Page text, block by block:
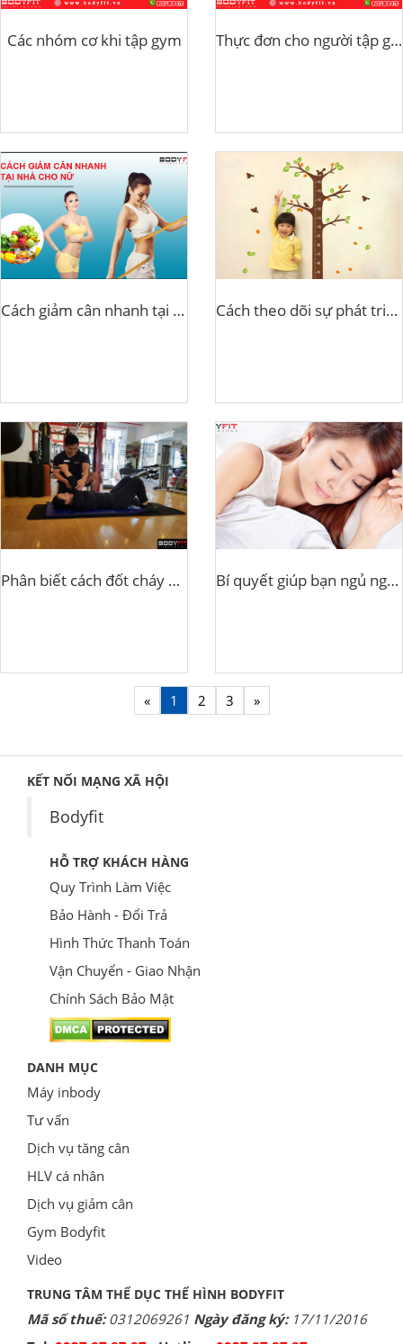
Các nhóm cơ khi tập gym Thực đơn cho người tập gym tăng cân
Cách giảm cân nhanh tại nhà cho nữ Cách theo dõi sự phát triển của bé
Phân biết cách đốt cháy mỡ thừa Bí quyết giúp bạn ngủ ngon
« 1 2 3 »
KẾT NỐI MẠNG XÃ HỘI
Bodyfit
HỖ TRỢ KHÁCH HÀNG
Quy Trình Làm Việc
Bảo Hành - Đổi Trả
Hình Thức Thanh Toán
Vận Chuyển - Giao Nhận
Chính Sách Bảo Mật
DANH MỤC
Máy inbody
Tư vấn
Dịch vụ tăng cân
HLV cá nhân
Dịch vụ giảm cân
Gym Bodyfit
Video
TRUNG TÂM THỂ DỤC THỂ HÌNH BODYFIT
Mã số thuế:0312069261 Ngày đăng ký: 17/11/2016